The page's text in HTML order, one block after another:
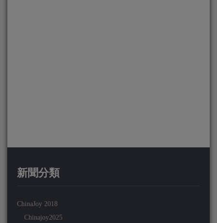
新聞分類
ChinaJoy 2018
Chinajoy2025